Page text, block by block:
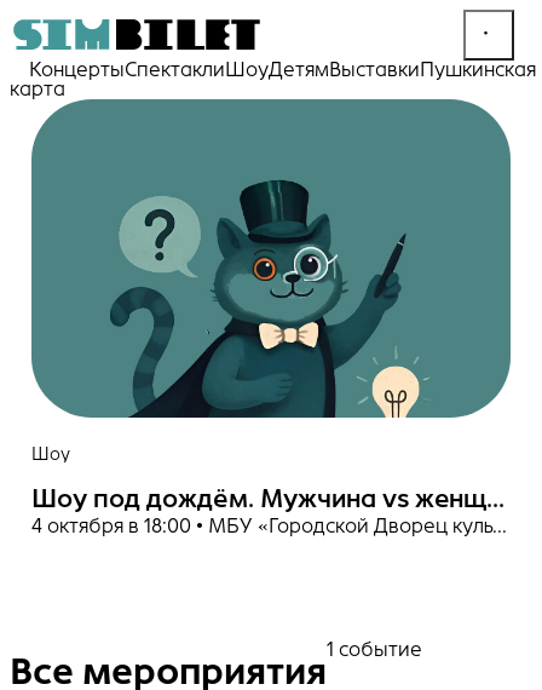
КонцертыСпектакли ШоуДетямВыставкиПушкинская
карта
Шоу
Шоу под дождём. Мужчина vs женщина
4 октября в 18:00 • МБУ «Городской Дворец культуры»
Все мероприятия
1 событие